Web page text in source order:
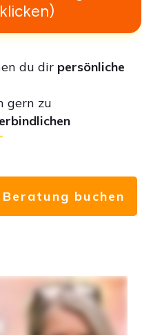
du dir persönliche
gern zu
buchen